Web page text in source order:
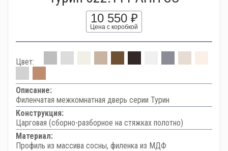
10 550 ₽
Цена с коробкой
Цвет:
Описание:
Филенчатая межкомнатная дверь серии Турин
Конструкция:
Царговая (сборно-разборное на стяжках полотно)
Материал:
Профиль из массива сосны, филенка из МДФ